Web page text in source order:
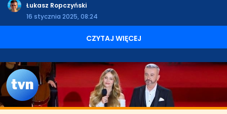
Łukasz Ropczyński
16 stycznia 2025, 08:24
CZYTAJ WIĘCEJ